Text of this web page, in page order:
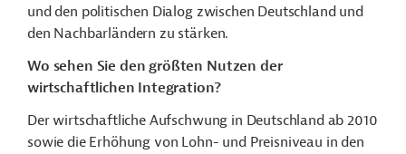
und den politischen Dialog zwischen Deutschland und
den Nachbarländern zu stärken.
Wo sehen Sie den größten Nutzen der
wirtschaftlichen Integration?
Der wirtschaftliche Aufschwung in Deutschland ab 2010
sowie die Erhöhung von Lohn- und Preisniveau in den